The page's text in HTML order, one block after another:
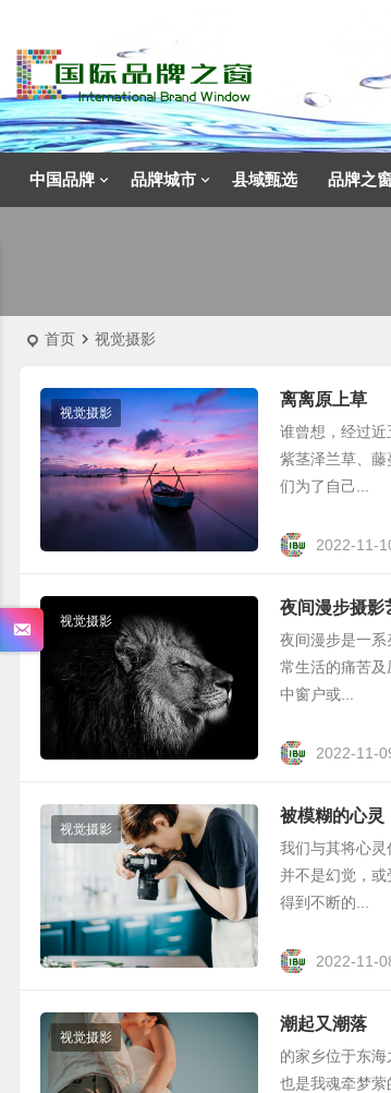
中国品牌 品牌城市 县域甄选 品牌之
首页 视觉摄影
视觉摄影
离离原上草
谁曾想，经过
紫茎泽兰草、
们为了自己...
2022-11-
视觉摄影
夜间漫步摄影
夜间漫步是⼀系
常生活的痛苦
中窗户或...
2022-11-
视觉摄影
被模糊的心灵
我们与其将心
并不是幻觉，
得到不断的...
2022-11-
视觉摄影
潮起又潮落
的家乡位于东
也是我魂牵梦